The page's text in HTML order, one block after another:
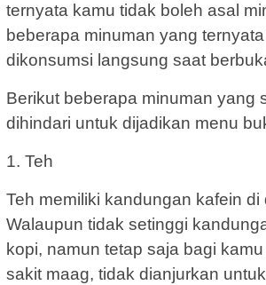
ternyata kamu tidak boleh asal
beberapa minuman yang
dikonsumsi langsung saat
Berikut beberapa minuman yang
dihindari untuk dijadikan menu
1. Teh
Teh memiliki kandungan kafein di
Walaupun tidak setinggi
kopi, namun tetap saja bagi
sakit maag, tidak dianjurkan